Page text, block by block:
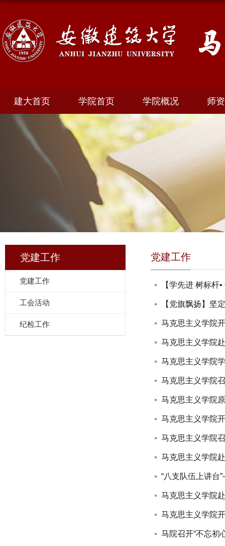
建大首页 学院首页 学院概况 师
党建工作
党建工作
工会活动
纪检工作
党建工作
【学先进 树标杆
【党旗飘扬】坚
马克思主义学院
马克思主义学院
马克思主义学院
马克思主义学院
马克思主义学院
马克思主义学院
马克思主义学院
马克思主义学院
“八支队伍上讲
马克思主义学院
马克思主义学院
马院召开“不忘初